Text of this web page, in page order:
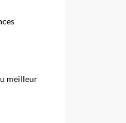
meilleur